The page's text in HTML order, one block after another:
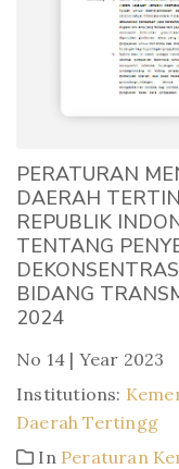
PERATURAN
DAERAH
REPUBLIK
TENTANG
BIDANG
2024
No 14 | Year 2023
Institutions:
Daerah Tertingg
In Peraturan